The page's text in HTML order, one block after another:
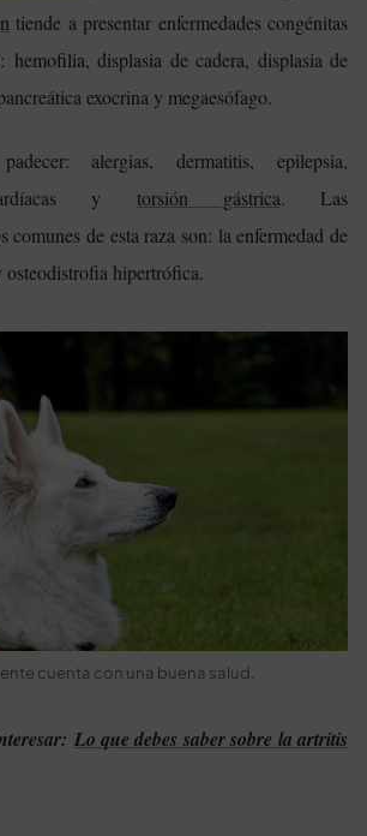
tiende a presentar enfermedades congénitas
hemofilia, displasia de cadera, displasia de
exocrina y megaesófago.
alergias, dermatitis, epilepsia,
y torsión gástrica. Las
comunes de esta raza son: la enfermedad de
osteodistrofia hipertrófica.
cuenta con una buena salud.
Lo que debes saber sobre la artritis